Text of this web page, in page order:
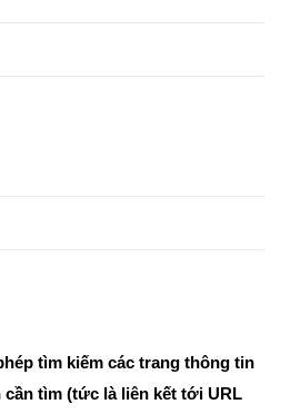
tìm kiếm các trang thông tin
tìm (tức là liên kết tới URL